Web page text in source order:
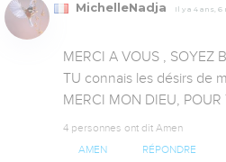
MichelleNadja Il y a 4 ans, 6
MERCI A VOUS , SOYEZ
TU connais les désirs de
MERCI MON DIEU,
4 personnes ont dit Amen
AMEN RÉPONDRE